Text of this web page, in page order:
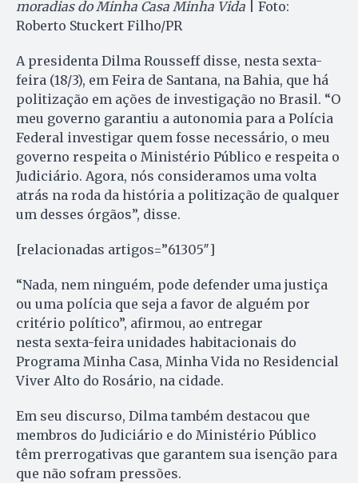
moradias do Minha Casa Minha Vida | Foto:
Roberto Stuckert Filho/PR
A presidenta Dilma Rousseff disse, nesta sexta-
feira (18/3), em Feira de Santana, na Bahia, que há
politização em ações de investigação no Brasil. “O
meu governo garantiu a autonomia para a Polícia
Federal investigar quem fosse necessário, o meu
governo respeita o Ministério Público e respeita o
Judiciário. Agora, nós consideramos uma volta
atrás na roda da história a politização de qualquer
um desses órgãos”, disse.
[relacionadas artigos=”61305″]
“Nada, nem ninguém, pode defender uma justiça
ou uma polícia que seja a favor de alguém por
critério político”, afirmou, ao entregar
nesta sexta-feira unidades habitacionais do
Programa Minha Casa, Minha Vida no Residencial
Viver Alto do Rosário, na cidade.
Em seu discurso, Dilma também destacou que
membros do Judiciário e do Ministério Público
têm prerrogativas que garantem sua isenção para
que não sofram pressões.